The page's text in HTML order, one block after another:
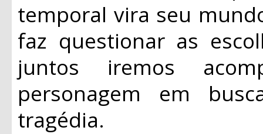
temporal vira seu
faz questionar as
juntos iremos
personagem em
tragédia.